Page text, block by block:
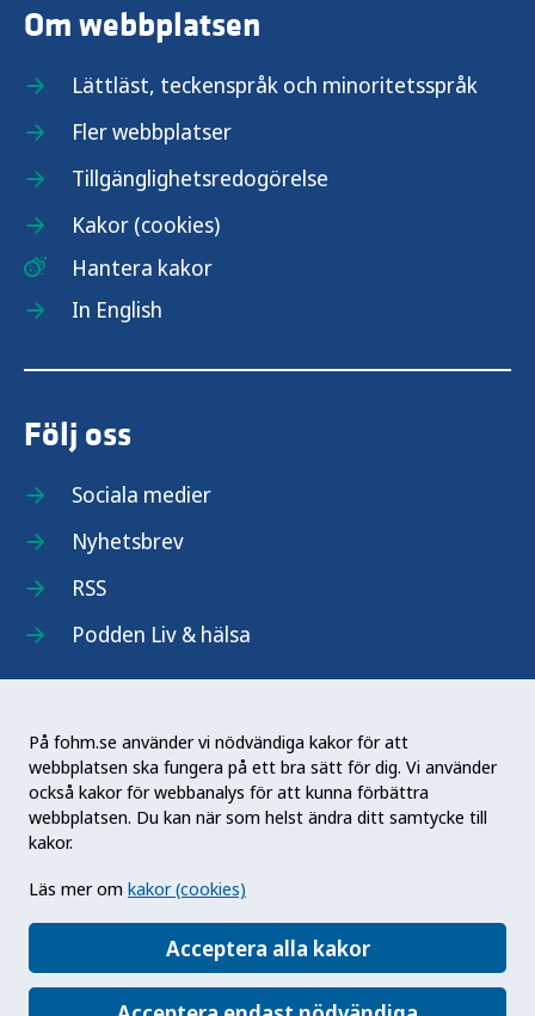
På fohm.se använder vi nödvändiga kakor för att
webbplatsen ska fungera på ett bra sätt för dig. Vi använder
också kakor för webbanalys för att kunna förbättra
webbplatsen. Du kan när som helst ändra ditt samtycke till
kakor.
Läs mer om kakor (cookies)
Acceptera alla kakor
Om webbplatsen
Lättläst, teckenspråk och minoritetsspråk
Fler webbplatser
Tillgänglighetsredogörelse
Kakor (cookies)
Hantera kakor
In English
Följ oss
Sociala medier
Nyhetsbrev
RSS
Podden Liv & hälsa
Folkhälsomyndigheten (Fohm) är en nationell
kunskapsmyndighet som arbetar för en bättre
folkhälsa. Det gör myndigheten genom att
främja hälsa, förebygga ohälsa och skydda mot
hälsohot. Vår vision är en folkhälsa som stärker
samhällets utveckling.